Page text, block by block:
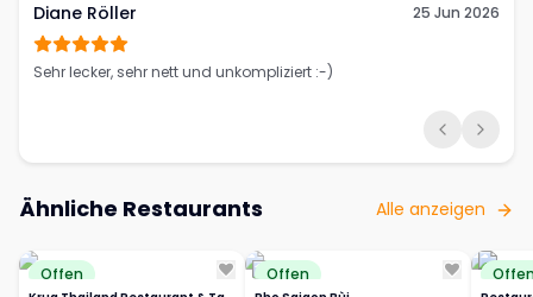
Diane Röller 25 Jun 2026
Sehr lecker, sehr nett und unkompliziert :-)
Ähnliche Restaurants Alle anzeigen
Offen Offen